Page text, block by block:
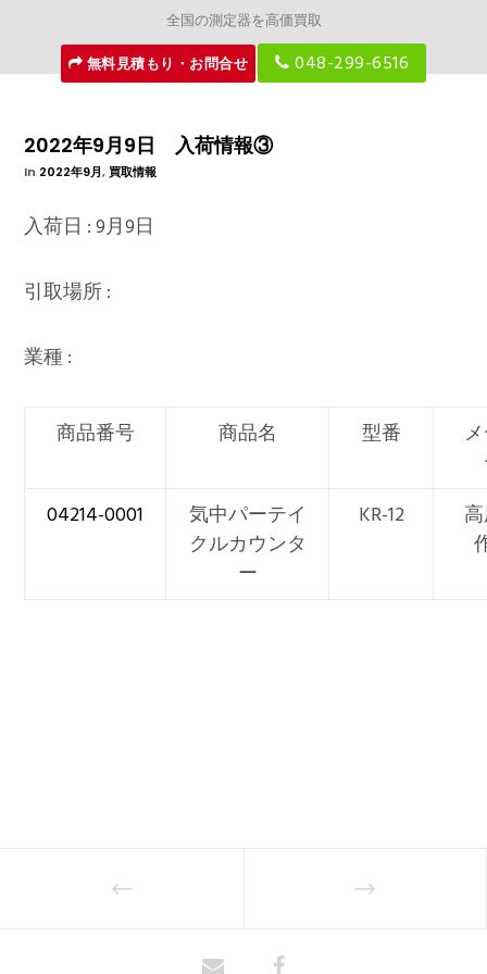
全国の測定器を高価買取
無料見積もり・お問合せ
048-299-6516
2022年9月9日 入荷情報③
In 2022年9月,買取情報
入荷日 : 9月9日
引取場所 :
業種 :
商品番号 商品名 型番
04214-0001
気中パーテイ
クルカウンタ
ー
KR-12